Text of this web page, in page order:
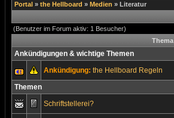
Portal » the Hellboard » Medien » Literatur
(Benutzer im Forum aktiv: 1 Besucher)
Thema
Ankündigungen & wichtige Themen
Ankündigung: the Hellboard Regeln
Themen
Schriftstellerei?